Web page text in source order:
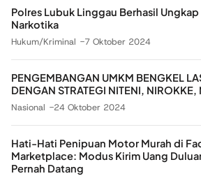
Polres Lubuk Linggau Berhasil Ungkap
Narkotika
Hukum/Kriminal 7 Oktober 2024
PENGEMBANGAN UMKM BENGKEL
DENGAN STRATEGI NITENI, NIROKKE,
Nasional 24 Oktober 2024
Hati-Hati Penipuan Motor Murah di
Marketplace: Modus Kirim Uang
Pernah Datang